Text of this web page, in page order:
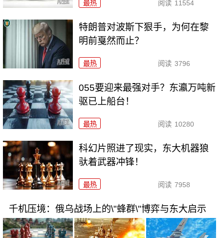
最热 阅读 11554
特朗普对波斯下狠手，为何在黎
明前戛然而止？
最热 阅读 3796
055要迎来最强对手？东瀛万吨新
驱已上船台！
最热 阅读 10280
科幻片照进了现实，东大机器狼
驮着武器冲锋！
最热 阅读 7958
千机压境：俄乌战场上的\"蜂群\"博弈与东大启示